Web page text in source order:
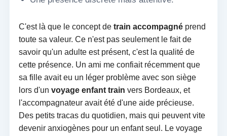
C'est là que le concept de train accompagnéprend
toute sa valeur. Ce n'est pas seulement le fait de
savoir qu'un adulte est présent, c'est la qualité de
cette présence. Un ami me confiait récemment que
sa fille avait eu un léger problème avec son siège
lors d'un voyage enfant train vers Bordeaux, et
l'accompagnateur avait été d'une aide précieuse.
Des petits tracas du quotidien, mais qui peuvent vite
devenir anxiogènes pour un enfant seul. Le voyage